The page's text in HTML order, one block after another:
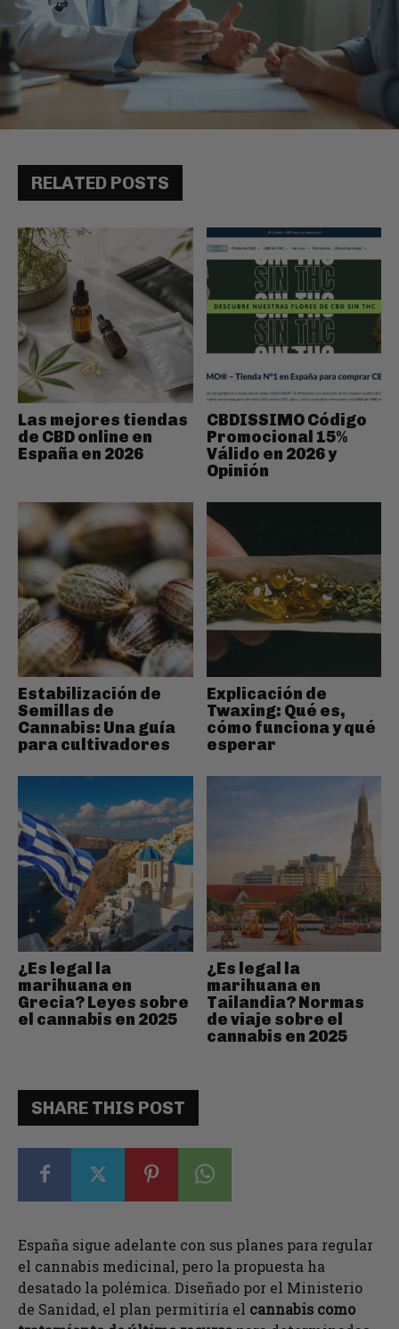
SHARE THIS POST
España sigue adelante con sus planes para regular
el cannabis medicinal, pero la propuesta ha
desatado la polémica. Diseñado por el Ministerio
de Sanidad, el plan permitiría el cannabis como
RELATED POSTS
Las mejores tiendas
de CBD online en
España en 2026
CBDISSIMO Código
Promocional 15%
Válido en 2026 y
Opinión
Estabilización de
Semillas de
Cannabis: Una guía
para cultivadores
Explicación de
Twaxing: Qué es,
cómo funciona y qué
esperar
¿Es legal la
marihuana en
Grecia? Leyes sobre
el cannabis en 2025
¿Es legal la
marihuana en
Tailandia? Normas
de viaje sobre el
cannabis en 2025